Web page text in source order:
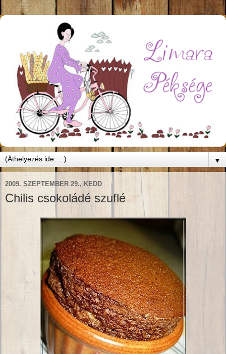
▼
2009. SZEPTEMBER 29., KEDD
Chilis csokoládé szuflé